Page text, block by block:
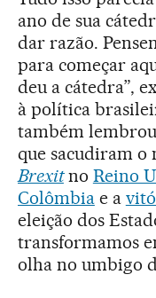
ano de sua
dar razão.
para começar
deu a cátedra”,
à política
também
que sacudiram o
Brexitno Reino
Colômbiae a
eleição dos
transformamos
olha no umbigo